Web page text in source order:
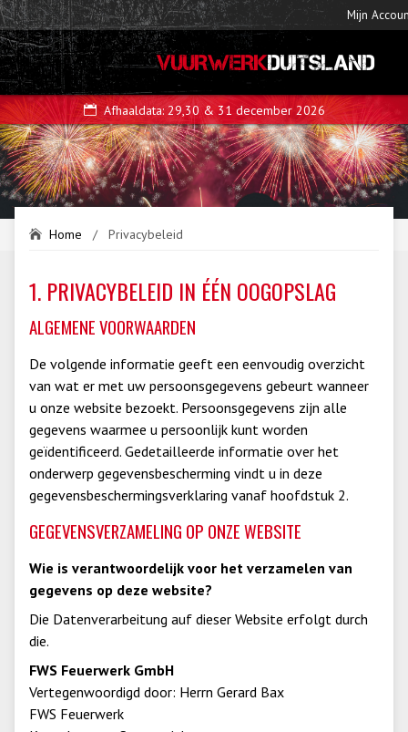
Mijn
PRIVACYBELEID
VUURWERKDUITSLAND
Afhaaldata: 29,30 & 31 december 2026
Home / Privacybeleid
1. PRIVACYBELEID IN ÉÉN OOGOPSLAG
ALGEMENE VOORWAARDEN
De volgende informatie geeft een eenvoudig overzicht
van wat er met uw persoonsgegevens gebeurt wanneer
u onze website bezoekt. Persoonsgegevens zijn alle
gegevens waarmee u persoonlijk kunt worden
geïdentificeerd. Gedetailleerde informatie over het
onderwerp gegevensbescherming vindt u in deze
gegevensbeschermingsverklaring vanaf hoofdstuk 2.
GEGEVENSVERZAMELING OP ONZE WEBSITE
Wie is verantwoordelijk voor het verzamelen van
gegevens op deze website?
Die Datenverarbeitung auf dieser Website erfolgt durch
die.
FWS Feuerwerk GmbH
Vertegenwoordigd door: Herrn Gerard Bax
FWS Feuerwerk